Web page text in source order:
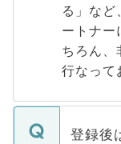
る」な
ートナー
ちろん、
行なって
登録後